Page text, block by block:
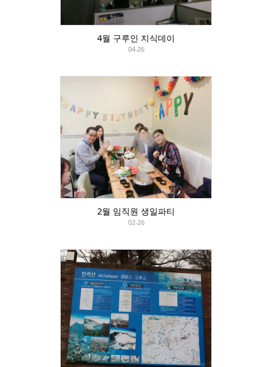
4월 구루인 지식데이
04-26
2월 임직원 생일파티
02-26